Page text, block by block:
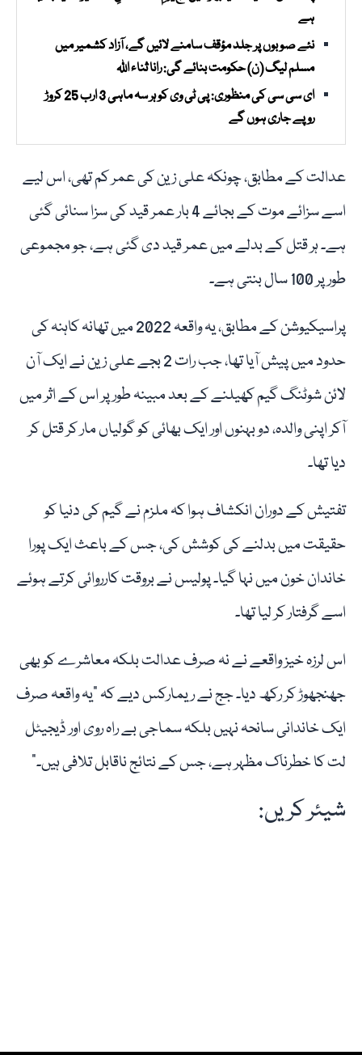
ہے
نئے صوبوں پر جلد مؤقف سامنے لائیں گے، آزاد کشمیر میں
مسلم لیگ (ن) حکومت بنائے گی: رانا ثناء اللہ
ای سی سی کی منظوری: پی ٹی وی کو ہر سہ ماہی 3 ارب 25 کروڑ
روپے جاری ہوں گے
عدالت کے مطابق، چونکہ علی زین کی عمر کم تھی، اس لیے
اسے سزائے موت کے بجائے 4 بار عمر قید کی سزا سنائی گئی
ہے۔ ہر قتل کے بدلے میں عمر قید دی گئی ہے، جو مجموعی
طور پر 100 سال بنتی ہے۔
پراسیکیوشن کے مطابق، یہ واقعہ 2022 میں تھانہ کاہنہ کی
حدود میں پیش آیا تھا، جب رات 2 بجے علی زین نے ایک آن
لائن شوٹنگ گیم کھیلنے کے بعد مبینہ طور پر اس کے اثر میں
آکر اپنی والدہ، دو بہنوں اور ایک بھائی کو گولیاں مار کر قتل کر
دیا تھا۔
تفتیش کے دوران انکشاف ہوا کہ ملزم نے گیم کی دنیا کو
حقیقت میں بدلنے کی کوشش کی، جس کے باعث ایک پورا
خاندان خون میں نہا گیا۔ پولیس نے بروقت کارروائی کرتے ہوئے
اسے گرفتار کر لیا تھا۔
اس لرزہ خیز واقعے نے نہ صرف عدالت بلکہ معاشرے کو بھی
جھنجھوڑ کر رکھ دیا۔ جج نے ریمارکس دیے کہ “یہ واقعہ صرف
ایک خاندانی سانحہ نہیں بلکہ سماجی بے راہ روی اور ڈیجیٹل
لت کا خطرناک مظہر ہے، جس کے نتائج ناقابل تلافی ہیں۔”
شیئر کریں: